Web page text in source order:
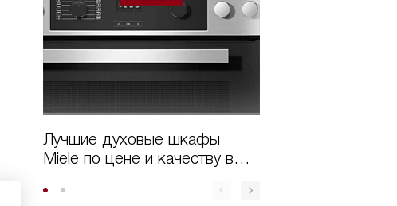
Лучшие духовые шкафы
Miele по цене и качеству в